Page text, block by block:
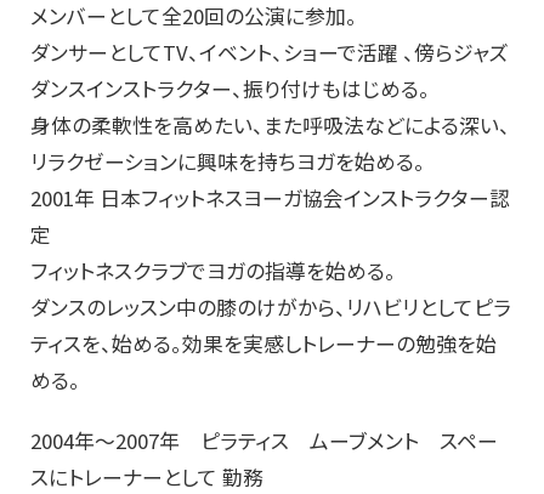
メンバーとして全20回の公演に参加。
ダンサーとしてTV、イベント、ショーで活躍 、傍らジャズ
ダンスインストラクター、振り付けもはじめる。
身体の柔軟性を高めたい、また呼吸法などによる深い、
リラクゼーションに興味を持ちヨガを始める。
2001年 日本フィットネスヨーガ協会インストラクター認
定
フィットネスクラブでヨガの指導を始める。
ダンスのレッスン中の膝のけがから、リハビリとしてピラ
ティスを、始める。効果を実感しトレーナーの勉強を始
める。
2004年～2007年 ピラティス ムーブメント スペー
スにトレーナーとして 勤務